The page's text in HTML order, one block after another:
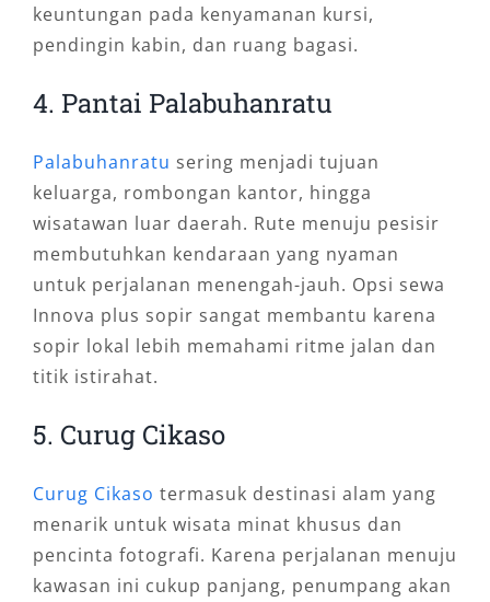
keuntungan pada kenyamanan kursi,
pendingin kabin, dan ruang bagasi.
4. Pantai Palabuhanratu
Palabuhanratu sering menjadi tujuan
keluarga, rombongan kantor, hingga
wisatawan luar daerah. Rute menuju pesisir
membutuhkan kendaraan yang nyaman
untuk perjalanan menengah-jauh. Opsi sewa
Innova plus sopir sangat membantu karena
sopir lokal lebih memahami ritme jalan dan
titik istirahat.
5. Curug Cikaso
Curug Cikaso termasuk destinasi alam yang
menarik untuk wisata minat khusus dan
pencinta fotografi. Karena perjalanan menuju
kawasan ini cukup panjang, penumpang akan